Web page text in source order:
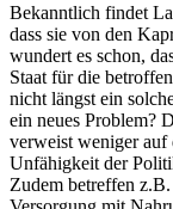
Bekanntlich findet
dass sie von den
wundert es schon,
Staat für die
nicht längst ein
ein neues Problem?
verweist weniger auf
Unfähigkeit der
Zudem betreffen